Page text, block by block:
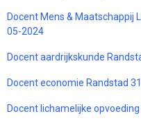
Docent Mens & Maatschappij
05-2024
Docent aardrijkskunde
Docent economie Randstad
Docent lichamelijke